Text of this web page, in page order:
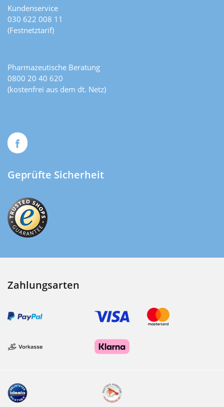
Kundenservice
030 622 008 11
(Festnetztarif)
Pharmazeutische Beratung
0800 20 40 620
(kostenfrei aus dem dt. Netz)
Geprüfte Sicherheit
Zahlungsarten